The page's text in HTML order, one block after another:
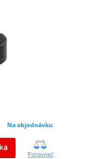
Na objednávku
Porovnať